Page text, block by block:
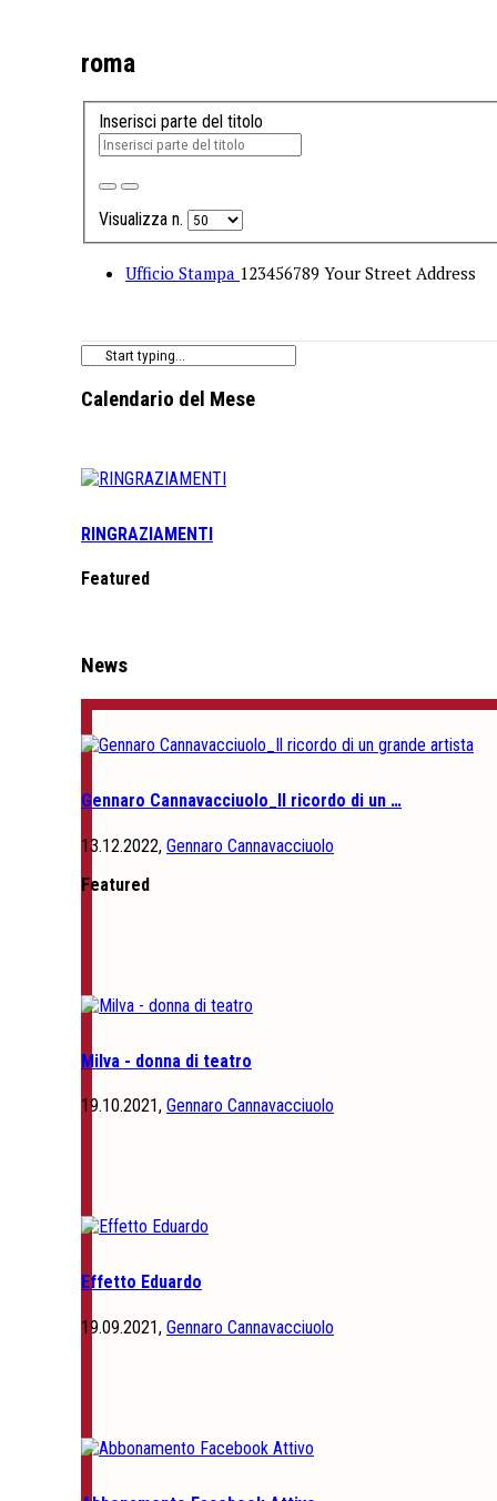
roma
Inserisci parte del titolo
Visualizza n.
Ufficio Stampa 123456789 Your Street Address
Calendario del Mese
RINGRAZIAMENTI
Featured
News
Gennaro Cannavacciuolo_Il ricordo di un …
13.12.2022, Gennaro Cannavacciuolo
Featured
Milva - donna di teatro
19.10.2021, Gennaro Cannavacciuolo
Effetto Eduardo
19.09.2021, Gennaro Cannavacciuolo